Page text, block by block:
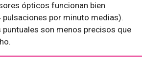
ópticos funcionan bien
por minuto medias).
son menos precisos que